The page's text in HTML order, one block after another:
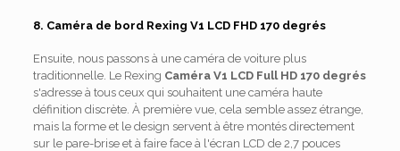
8. Caméra de bord Rexing V1 LCD FHD 170 degrés
Ensuite, nous passons à une caméra de voiture plus
traditionnelle. Le Rexing Caméra V1 LCD Full HD 170 degrés
s'adresse à tous ceux qui souhaitent une caméra haute
définition discrète. À première vue, cela semble assez étrange,
mais la forme et le design servent à être montés directement
sur le pare-brise et à faire face à l'écran LCD de 2,7 pouces